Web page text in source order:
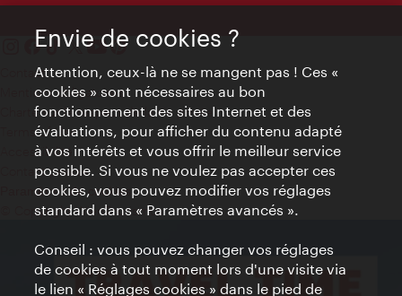
Contact
Mentions obligatoires
Charte sur le respect de la vie privée
Terms of Use
Accessibilité
Contact presse
Paramètres de cookies
© Copyright WienTourismus
Envie de cookies ?
Attention, ceux-là ne se mangent pas ! Ces «
cookies » sont nécessaires au bon
fonctionnement des sites Internet et des
évaluations, pour afficher du contenu adapté
à vos intérêts et vous offrir le meilleur service
possible. Si vous ne voulez pas accepter ces
cookies, vous pouvez modifier vos réglages
standard dans « Paramètres avancés ».
Conseil : vous pouvez changer vos réglages
de cookies à tout moment lors d'une visite via
le lien « Réglages cookies » dans le pied de